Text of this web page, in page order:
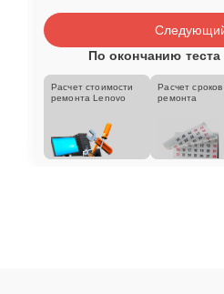
По окончанию
Расчет стоимости
ремонта Lenovo
Расчет сроков
ремонта